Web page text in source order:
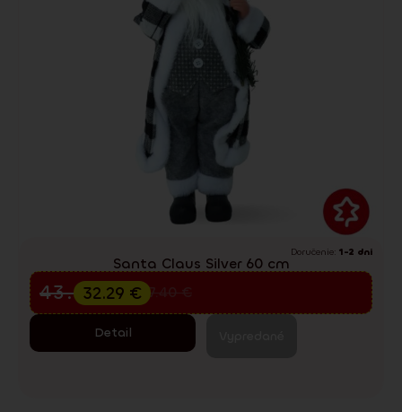
Doručenie: 1-2 dni
Santa Claus Silver 60 cm
Predvianočný výpredaj
57.40
43.05€
32.29 €
Detail